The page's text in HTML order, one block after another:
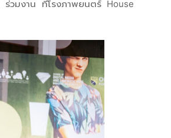
มงาน ที่โรงภาพยนตร์ House